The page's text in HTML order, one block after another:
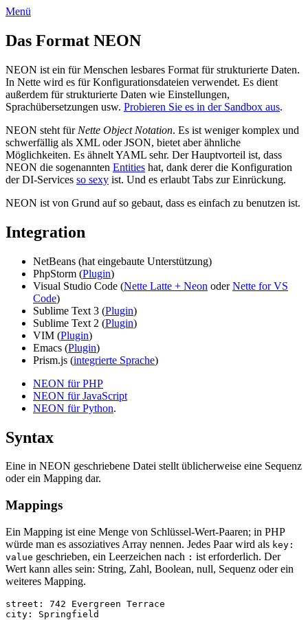
Menü
Das Format NEON
NEON ist ein für Menschen lesbares Format für strukturierte Daten.
In Nette wird es für Konfigurationsdateien verwendet. Es dient
außerdem für strukturierte Daten wie Einstellungen,
Sprachübersetzungen usw. Probieren Sie es in der Sandbox aus.
NEON steht für Nette Object Notation. Es ist weniger komplex und
schwerfällig als XML oder JSON, bietet aber ähnliche
Möglichkeiten. Es ähnelt YAML sehr. Der Hauptvorteil ist, dass
NEON die sogenannten Entities hat, dank derer die Konfiguration
der DI-Services so sexy ist. Und es erlaubt Tabs zur Einrückung.
NEON ist von Grund auf so gebaut, dass es einfach zu benutzen ist.
Integration
NetBeans (hat eingebaute Unterstützung)
PhpStorm (Plugin)
Visual Studio Code (Nette Latte + Neon oderNette for VS
Code)
Sublime Text 3 (Plugin)
Sublime Text 2 (Plugin)
VIM (Plugin)
Emacs (Plugin)
Prism.js (integrierte Sprache)
NEON für PHP
NEON für JavaScript
NEON für Python.
Syntax
Eine in NEON geschriebene Datei stellt üblicherweise eine Sequenz
oder ein Mapping dar.
Mappings
Ein Mapping ist eine Menge von Schlüssel-Wert-Paaren; in PHP
würde man es assoziatives Array nennen. Jedes Paar wird als key:
value geschrieben, ein Leerzeichen nach : ist erforderlich. Der
Wert kann alles sein: String, Zahl, Boolean, null, Sequenz oder ein
weiteres Mapping.
street: 742 Evergreen Terrace
city: Springfield